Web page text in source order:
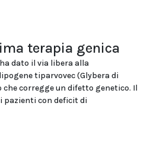
terapia genica
dato il via libera alla
tiparvovec (Glybera di
corregge un difetto genetico. Il
pazienti con deficit di